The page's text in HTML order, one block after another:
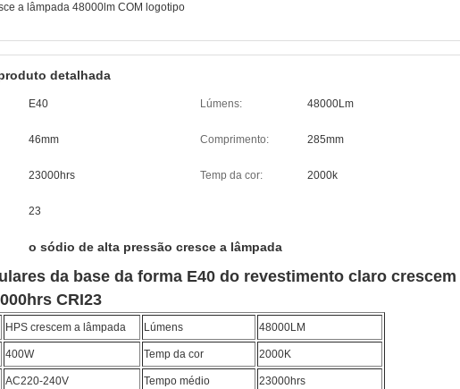
a lâmpada 48000lm COM logotipo
detalhada
E40 Lúmens: 48000Lm
46mm Comprimento: 285mm
23000hrs Temp da cor: 2000k
23
o sódio de alta pressão cresce a lâmpada
da base da forma E40 do revestimento claro crescem
CRI23
HPS crescem a lâmpada Lúmens 48000LM
400W Temp da cor 2000K
AC220-240V Tempo médio 23000hrs